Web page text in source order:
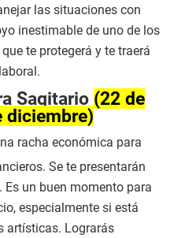
las situaciones con
inestimable de uno de los
te protegerá y te traerá
Sagitario (22 de
diciembre)
racha económica para
Se te presentarán
Es un buen momento para
especialmente si está
artísticas. Lograrás